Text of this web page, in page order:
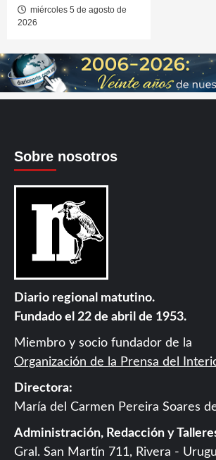
miércoles 5 de agosto de
2026
Sobre nosotros
Diario regional matutino.
Fundado el 22 de abril de 1953.
Miembro y socio fundador de la
Organización de la Prensa del
Directora:
María del Carmen Pereira Soares
Administración, Redacción y
Gral. San Martín 711, Rivera -